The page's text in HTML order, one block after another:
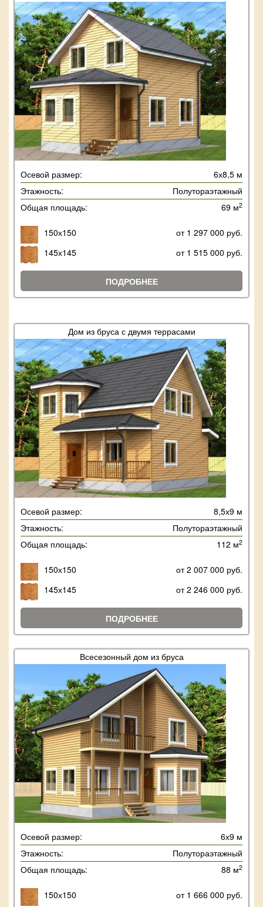
Осевой размер:
6х8,5 м
Этажность:
Полутораэтажный
Общая площадь:
69 м2
150х150
от 1 297 000 руб.
145х145
от 1 515 000 руб.
ПОДРОБНЕЕ
Дом из бруса с двумя террасами
Осевой размер:
8,5х9 м
Этажность:
Полутораэтажный
Общая площадь:
112 м2
150х150
от 2 007 000 руб.
145х145
от 2 246 000 руб.
ПОДРОБНЕЕ
Всесезонный дом из бруса
Осевой размер:
6х9 м
Этажность:
Полутораэтажный
Общая площадь:
88 м2
150х150
от 1 666 000 руб.